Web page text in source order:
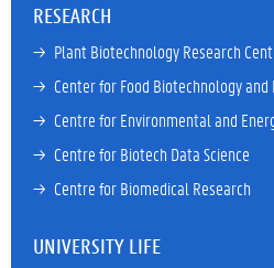
RESEARCH
→ Plant Biotechnology Research
→ Center for Food Biotechnology
→ Centre for Environmental and
→ Centre for Biotech Data Science
→ Centre for Biomedical Research
UNIVERSITY LIFE